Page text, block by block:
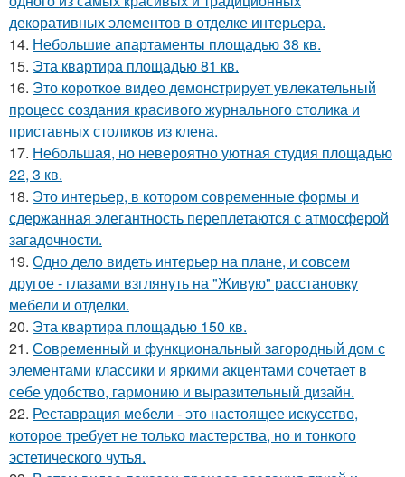
декоративных элементов в отделке интерьера.
14. Небольшие апартаменты площадью 38 кв.
15. Эта квартира площадью 81 кв.
16. Это короткое видео демонстрирует увлекательный
процесс создания красивого журнального столика и
приставных столиков из клена.
17. Небольшая, но невероятно уютная студия площадью
22, 3 кв.
18. Это интерьер, в котором современные формы и
сдержанная элегантность переплетаются с атмосферой
загадочности.
19. Одно дело видеть интерьер на плане, и совсем
другое - глазами взглянуть на "Живую" расстановку
мебели и отделки.
20. Эта квартира площадью 150 кв.
21. Современный и функциональный загородный дом с
элементами классики и яркими акцентами сочетает в
себе удобство, гармонию и выразительный дизайн.
22. Реставрация мебели - это настоящее искусство,
которое требует не только мастерства, но и тонкого
эстетического чутья.